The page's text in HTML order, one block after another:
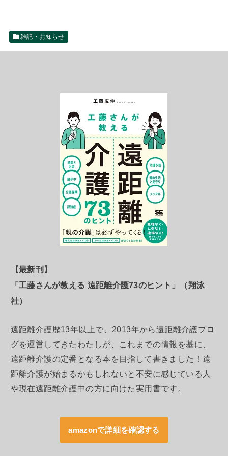
雑記・お知らせ
【最新刊】
「工藤さんが教える 遠距離介護73のヒント」（翔泳
社）
遠距離介護歴13年以上で、2013年から遠距離介護ブロ
グを運営してきたわたしが、これまでの情報を基に、
遠距離介護の定番となる本を目指して書きました！遠
距離介護が始まるかもしれないと不安に感じている人
や現在遠距離介護中の方に向けた実用書です。
amazonで詳細を確認する